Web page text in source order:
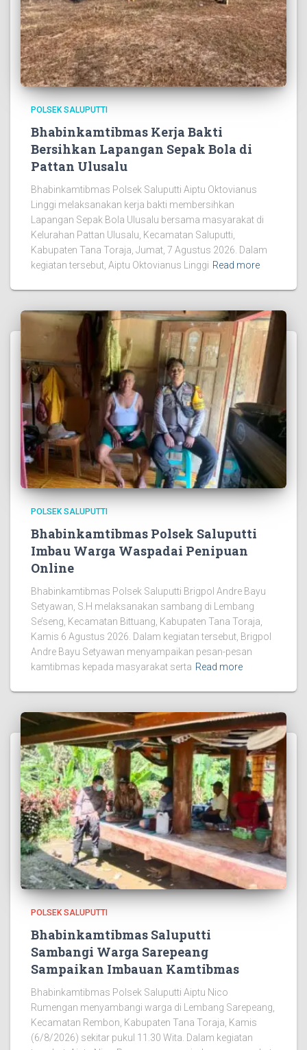
POLSEK SALUPUTTI
Bhabinkamtibmas Kerja Bakti
Bersihkan Lapangan Sepak Bola di
Pattan Ulusalu
Bhabinkamtibmas Polsek Saluputti Aiptu Oktovianus
Linggi melaksanakan kerja bakti membersihkan
Lapangan Sepak Bola Ulusalu bersama masyarakat di
Kelurahan Pattan Ulusalu, Kecamatan Saluputti,
Kabupaten Tana Toraja, Jumat, 7 Agustus 2026. Dalam
kegiatan tersebut, Aiptu Oktovianus Linggi Read more
POLSEK SALUPUTTI
Bhabinkamtibmas Polsek Saluputti
Imbau Warga Waspadai Penipuan
Online
Bhabinkamtibmas Polsek Saluputti Brigpol Andre Bayu
Setyawan, S.H melaksanakan sambang di Lembang
Se’seng, Kecamatan Bittuang, Kabupaten Tana Toraja,
Kamis 6 Agustus 2026. Dalam kegiatan tersebut, Brigpol
Andre Bayu Setyawan menyampaikan pesan-pesan
kamtibmas kepada masyarakat serta Read more
POLSEK SALUPUTTI
Bhabinkamtibmas Saluputti
Sambangi Warga Sarepeang
Sampaikan Imbauan Kamtibmas
Bhabinkamtibmas Polsek Saluputti Aiptu Nico
Rumengan menyambangi warga di Lembang Sarepeang,
Kecamatan Rembon, Kabupaten Tana Toraja, Kamis
(6/8/2026) sekitar pukul 11.30 Wita. Dalam kegiatan